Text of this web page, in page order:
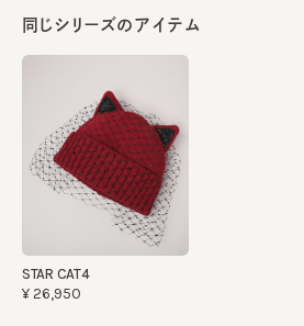
同じシリーズのアイテム
STAR CAT4
¥26,950